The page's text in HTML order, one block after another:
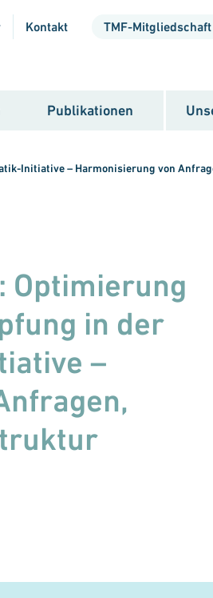
Kontakt TMF-Mitgliedschaft
Publikationen
Initiative – Harmonisierung von
Optimierung
in der
–